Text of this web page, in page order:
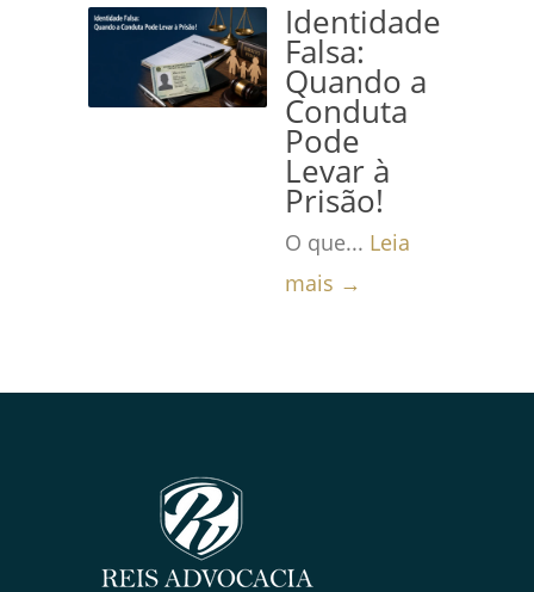
Identidade
Falsa:
Quando a
Conduta
Pode
Levar à
Prisão!
O que... Leia
mais →